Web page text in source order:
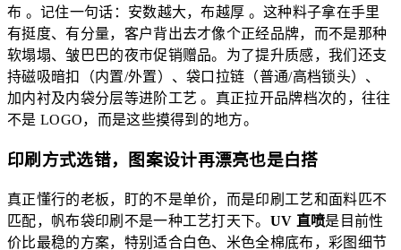
布 。记住一句话：安数越大，布越厚 。这种料子拿在手里
有挺度、有分量，客户背出去才像个正经品牌，而不是那种
软塌塌、皱巴巴的夜市促销赠品。为了提升质感，我们还支
持磁吸暗扣（内置/外置）、袋口拉链（普通/高档锁头）、
加内衬及内袋分层等进阶工艺 。真正拉开品牌档次的，往往
不是 LOGO，而是这些摸得到的地方。
印刷方式选错，图案设计再漂亮也是白搭
真正懂行的老板，盯的不是单价，而是印刷工艺和面料匹不
匹配，帆布袋印刷不是一种工艺打天下。 UV 直喷是目前性
价比最稳的方案，特别适合白色、米色全棉底布，彩图细节